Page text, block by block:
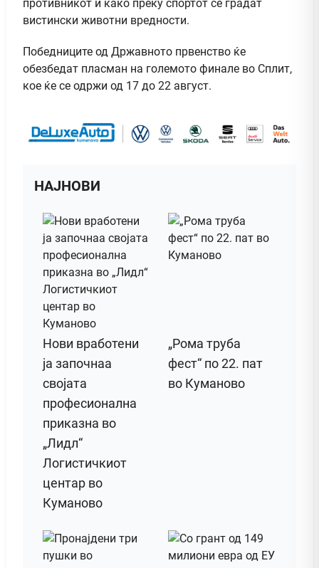
противникот и како преку спортот се градат
вистински животни вредности.
Победниците од Државното првенство ќе
обезбедат пласман на големото финале во Сплит,
кое ќе се одржи од 17 до 22 август.
НАЈНОВИ
Нови вработени
ја започнаа
својата
професионална
приказна во
„Лидл“
Логистичкиот
центар во
Куманово
„Рома труба
фест“ по 22. пат
во Куманово